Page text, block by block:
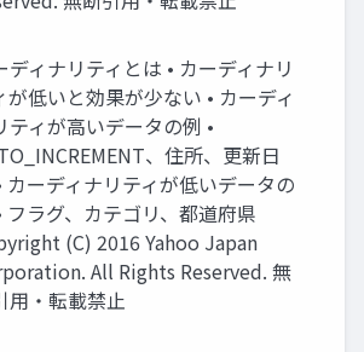
ディナリティとは • カーディナリ
が低いと効果が少ない • カーディ
ティが高いデータの例 •
、住所、更新日
カーディナリティが低いデータの
フラグ、カテゴリ、都道府県
(C) 2016 Yahoo Japan
All Rights Reserved. 無
用・転載禁止